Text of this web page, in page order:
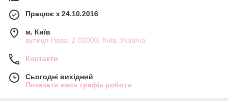
Працює з 24.10.2016
м. Київ
вулиця Нова, 2 02000, Київ, Україна
Контакти
Сьогодні вихідний
Показати весь графік роботи